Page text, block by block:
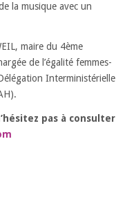
la musique avec un
maire du 4ème
de l’égalité femmes-
Interministérielle
pas à consulter